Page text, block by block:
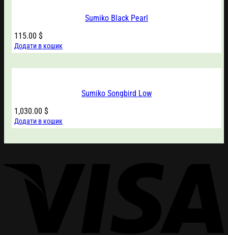
Sumiko Black Pearl
115.00 $
Додати в кошик
Sumiko Songbird Low
1,030.00 $
Додати в кошик